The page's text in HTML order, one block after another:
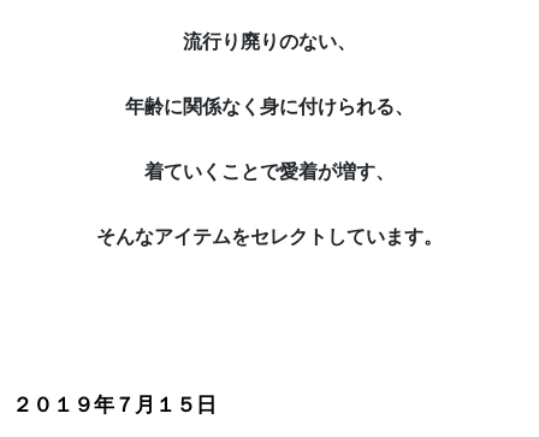
流行り廃りのない、
年齢に関係なく身に付けられる、
着ていくことで愛着が増す、
そんなアイテムをセレクトしています。
２０１９年７月１５日